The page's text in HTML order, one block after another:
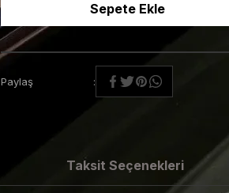
Sepete Ekle
Paylaş
Taksit Seçenekleri